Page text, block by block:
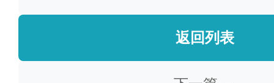
返回列表